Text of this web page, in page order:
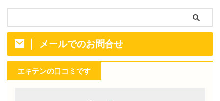
メールでのお問合せ
エキテンの口コミです